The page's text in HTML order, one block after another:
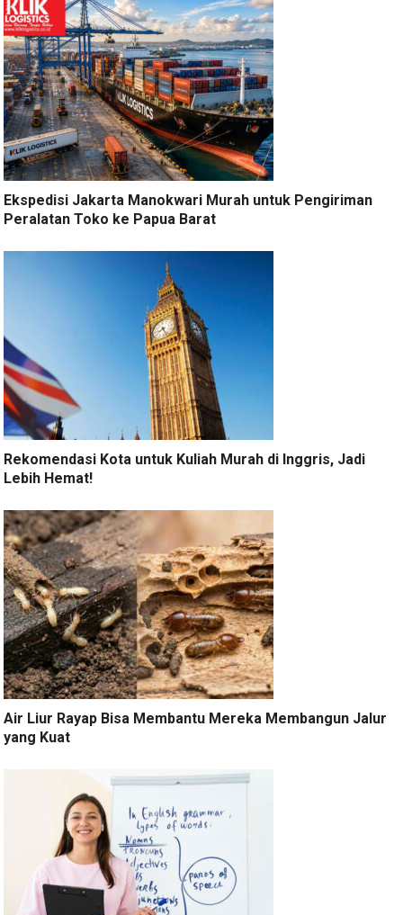
Ekspedisi Jakarta Manokwari Murah untuk Pengiriman
Peralatan Toko ke Papua Barat
Rekomendasi Kota untuk Kuliah Murah di Inggris, Jadi
Lebih Hemat!
Air Liur Rayap Bisa Membantu Mereka Membangun Jalur
yang Kuat